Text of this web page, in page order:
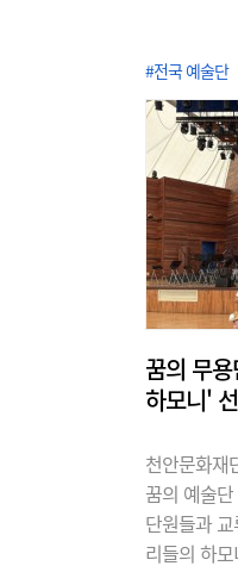
#전국 예술단
꿈의 무
하모니'
천안문화
꿈의 예술
단원들과
리들의 하